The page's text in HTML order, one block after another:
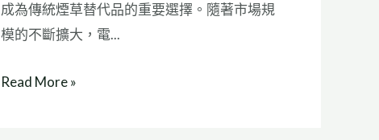
成為傳統煙草替代品的重要選擇。隨著市場規
模的不斷擴大，電...
Read More »